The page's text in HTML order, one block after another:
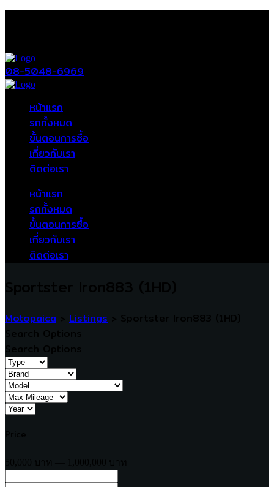
08-5048-6969
หน้าแรก
รถทั้งหมด
ขั้นตอนการซื้อ
เกี่ยวกับเรา
ติดต่อเรา
หน้าแรก
รถทั้งหมด
ขั้นตอนการซื้อ
เกี่ยวกับเรา
ติดต่อเรา
Motopaica Listings